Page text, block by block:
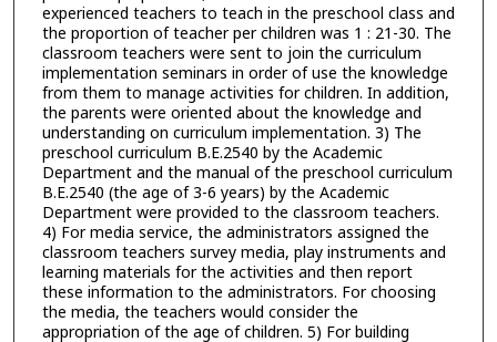
experienced teachers to teach in the preschool class and
the proportion of teacher per children was 1 : 21-30. The
classroom teachers were sent to join the curriculum
implementation seminars in order of use the knowledge
from them to manage activities for children. In addition,
the parents were oriented about the knowledge and
understanding on curriculum implementation. 3) The
preschool curriculum B.E.2540 by the Academic
Department and the manual of the preschool curriculum
B.E.2540 (the age of 3-6 years) by the Academic
Department were provided to the classroom teachers.
4) For media service, the administrators assigned the
classroom teachers survey media, play instruments and
learning materials for the activities and then report
these information to the administrators. For choosing
the media, the teachers would consider the
appropriation of the age of children. 5) For building